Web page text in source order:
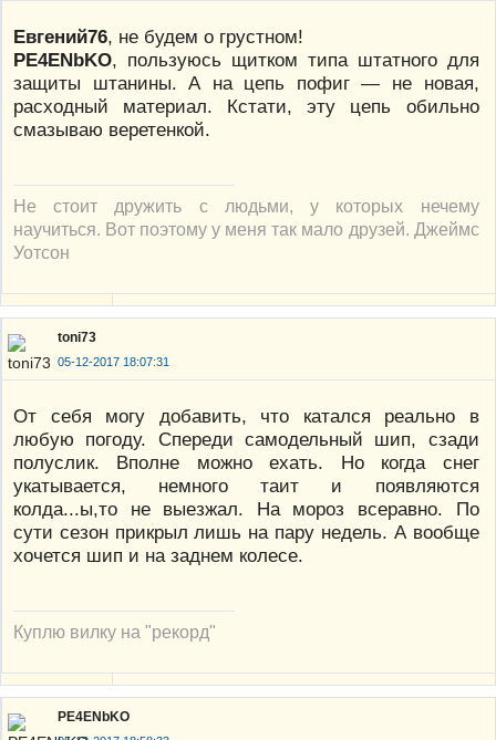
Евгений76, не будем о грустном!
PE4ENbKO, пользуюсь щитком типа штатного для
защиты штанины. А на цепь пофиг — не новая,
расходный материал. Кстати, эту цепь обильно
смазываю веретенкой.
Не стоит дружить с людьми, у которых нечему
научиться. Вот поэтому у меня так мало друзей. Джеймс
Уотсон
toni73
05-12-2017 18:07:31
От себя могу добавить, что катался реально в
любую погоду. Спереди самодельный шип, сзади
полуслик. Вполне можно ехать. Но когда снег
укатывается, немного таит и появляются
колда...ы,то не выезжал. На мороз всеравно. По
сути сезон прикрыл лишь на пару недель. А вообще
хочется шип и на заднем колесе.
Куплю вилку на "рекорд"
PE4ENbKO